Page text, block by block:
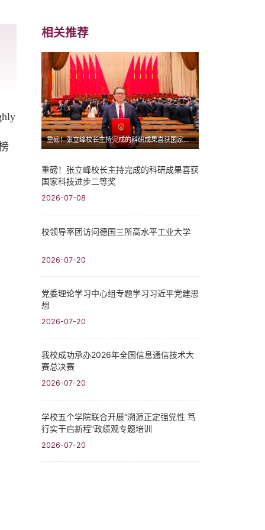
相关推荐
重磅！张立峰校长主持完成的科研成果喜获国家科技进步二等奖
重磅！张立峰校长主持完成的科研成果喜获
国家科技进步二等奖
2026-07-08
校领导率团访问德国三所高水平工业大学
2026-07-20
党委理论学习中心组专题学习习近平党建思
想
2026-07-20
我校成功承办2026年全国信息通信技术大
赛总决赛
2026-07-20
学校五个学院联合开展“溯源正定强党性 笃
行实干启新程”政绩观专题培训
2026-07-20